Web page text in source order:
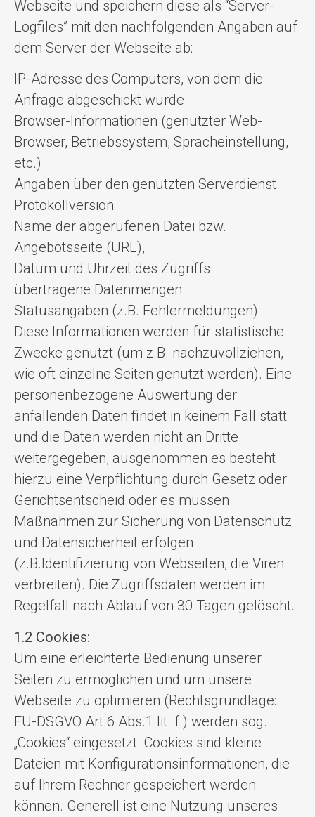
Webseite und speichern diese als “Server-
Logfiles” mit den nachfolgenden Angaben auf
dem Server der Webseite ab:
IP-Adresse des Computers, von dem die
Anfrage abgeschickt wurde
Browser-Informationen (genutzter Web-
Browser, Betriebssystem, Spracheinstellung,
etc.)
Angaben über den genutzten Serverdienst
Protokollversion
Name der abgerufenen Datei bzw.
Angebotsseite (URL),
Datum und Uhrzeit des Zugriffs
übertragene Datenmengen
Statusangaben (z.B. Fehlermeldungen)
Diese Informationen werden für statistische
Zwecke genutzt (um z.B. nachzuvollziehen,
wie oft einzelne Seiten genutzt werden). Eine
personenbezogene Auswertung der
anfallenden Daten findet in keinem Fall statt
und die Daten werden nicht an Dritte
weitergegeben, ausgenommen es besteht
hierzu eine Verpflichtung durch Gesetz oder
Gerichtsentscheid oder es müssen
Maßnahmen zur Sicherung von Datenschutz
und Datensicherheit erfolgen
(z.B.Identifizierung von Webseiten, die Viren
verbreiten). Die Zugriffsdaten werden im
Regelfall nach Ablauf von 30 Tagen gelöscht.
1.2 Cookies:
Um eine erleichterte Bedienung unserer
Seiten zu ermöglichen und um unsere
Webseite zu optimieren (Rechtsgrundlage:
EU-DSGVO Art.6 Abs.1 lit. f.) werden sog.
„Cookies“ eingesetzt. Cookies sind kleine
Dateien mit Konfigurationsinformationen, die
auf Ihrem Rechner gespeichert werden
können. Generell ist eine Nutzung unseres